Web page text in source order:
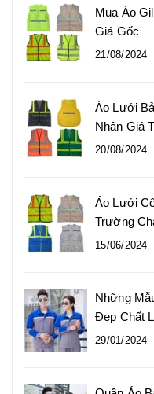
Mua Áo
Giá Gốc
21/08/2024
Áo Lưới
Nhân Giá
20/08/2024
Áo Lưới
Trường
15/06/2024
Những
Đẹp Chất
29/01/2024